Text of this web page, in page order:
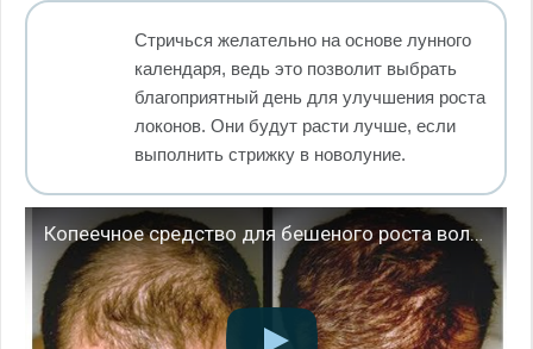
Стричься желательно на основе лунного
календаря, ведь это позволит выбрать
благоприятный день для улучшения роста
локонов. Они будут расти лучше, если
выполнить стрижку в новолуние.
Копеечное средство для бешеного роста волос